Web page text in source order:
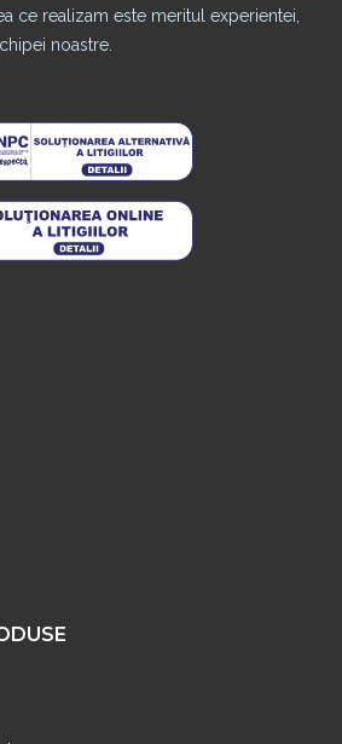
ce realizam este meritul experientei,
noastre.